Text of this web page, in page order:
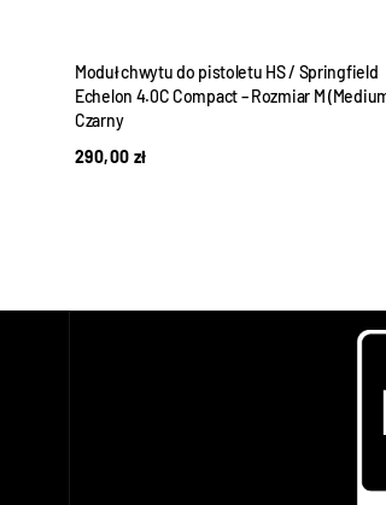
Moduł chwytu do pistoletu HS / Springfield
Echelon 4.0C Compact – Rozmiar M
Czarny
290,00 zł